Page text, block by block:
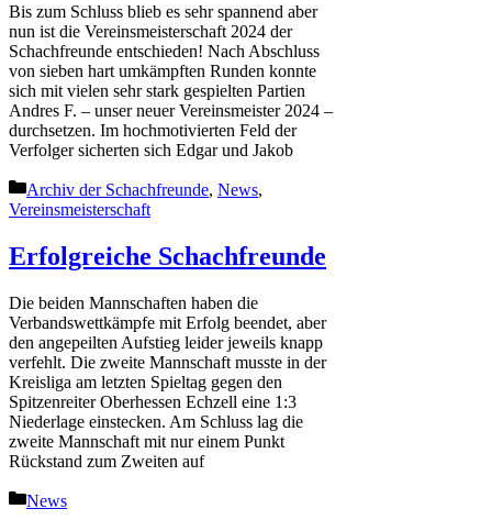
Bis zum Schluss blieb es sehr spannend aber
nun ist die Vereinsmeisterschaft 2024 der
Schachfreunde entschieden! Nach Abschluss
von sieben hart umkämpften Runden konnte
sich mit vielen sehr stark gespielten Partien
Andres F. – unser neuer Vereinsmeister 2024 –
durchsetzen. Im hochmotivierten Feld der
Verfolger sicherten sich Edgar und Jakob
Kategorien
Archiv der Schachfreunde, News,
Vereinsmeisterschaft
Erfolgreiche Schachfreunde
Die beiden Mannschaften haben die
Verbandswettkämpfe mit Erfolg beendet, aber
den angepeilten Aufstieg leider jeweils knapp
verfehlt. Die zweite Mannschaft musste in der
Kreisliga am letzten Spieltag gegen den
Spitzenreiter Oberhessen Echzell eine 1:3
Niederlage einstecken. Am Schluss lag die
zweite Mannschaft mit nur einem Punkt
Rückstand zum Zweiten auf
Kategorien
News